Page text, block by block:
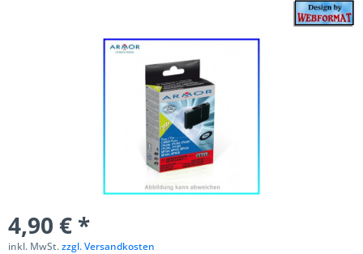
4,90 € *
inkl. MwSt.zzgl. Versandkosten